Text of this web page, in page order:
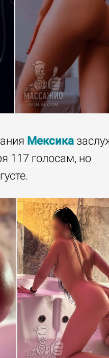
Мексика
117 голосам, но